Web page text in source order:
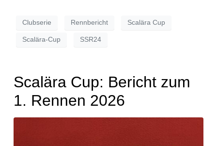
Clubserie Rennbericht Scalära Cup
Scalära-Cup SSR24
Scalära Cup: Bericht zum
1. Rennen 2026